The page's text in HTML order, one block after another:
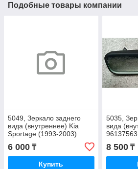
Подобные товары компании
5049, Зеркало заднего
вида (внутреннее) Kia
Sportage (1993-2003)
6 000 ₸
Купить
5035,
вида
96137563
8 500₸